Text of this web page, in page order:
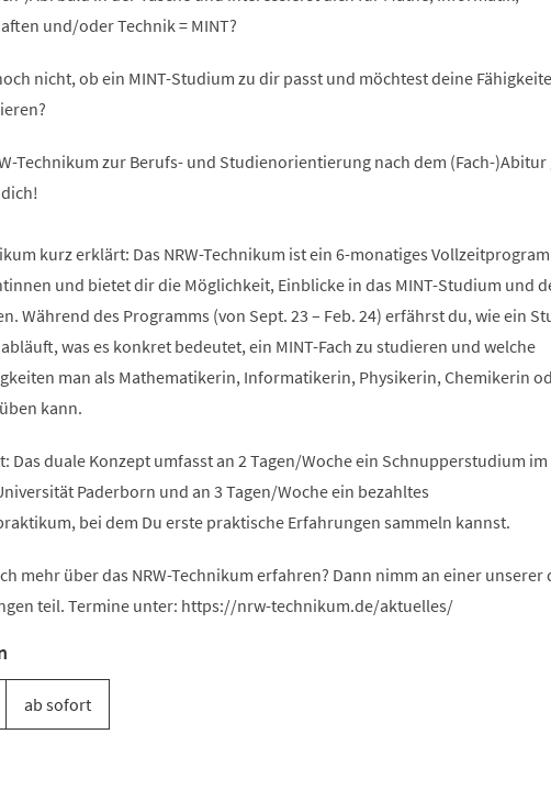
und/oder Technik = MINT?
nicht, ob ein MINT-Studium zu dir passt und möchtest deine
Technikum zur Berufs- und Studienorientierung nach dem (Fach-)Abitur
kurz erklärt: Das NRW-Technikum ist ein 6-monatiges
und bietet dir die Möglichkeit, Einblicke in das MINT-Studium und
Während des Programms (von Sept. 23 – Feb. 24) erfährst du, wie ein
was es konkret bedeutet, ein MINT-Fach zu studieren und welche
man als Mathematikerin, Informatikerin, Physikerin, Chemikerin
kann.
Das duale Konzept umfasst an 2 Tagen/Woche ein Schnupperstudium im
Paderborn und an 3 Tagen/Woche ein bezahltes
bei dem Du erste praktische Erfahrungen sammeln kannst.
mehr über das NRW-Technikum erfahren? Dann nimm an einer unserer
teil. Termine unter: https://nrw-technikum.de/aktuelles/
ab sofort